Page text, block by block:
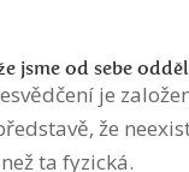
jsme od sebe
je
že
ta fyzická.